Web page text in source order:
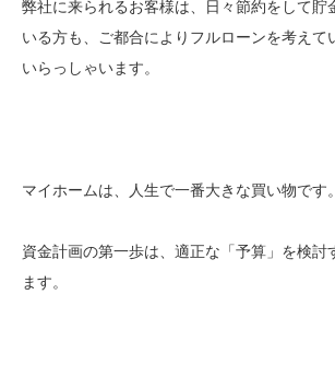
弊社に来られるお客様は、日々節約をして貯
いる方も、ご都合によりフルローンを考えて
いらっしゃいます。
マイホームは、人生で一番大きな買い物です。
資金計画の第一歩は、適正な「予算」を検討
ます。